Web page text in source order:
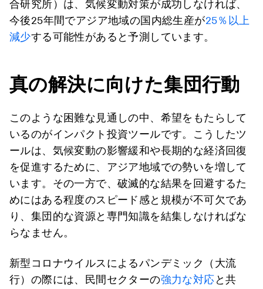
合研究所）は、気候変動対策が成功しなければ、
今後25年間でアジア地域の国内総生産が25％以上
減少する可能性があると予測しています。
真の解決に向けた集団行動
このような困難な見通しの中、希望をもたらして
いるのがインパクト投資ツールです。こうしたツ
ールは、気候変動の影響緩和や長期的な経済回復
を促進するために、アジア地域での勢いを増して
います。その一方で、破滅的な結果を回避するた
めにはある程度のスピード感と規模が不可欠であ
り、集団的な資源と専門知識を結集しなければな
らなません。
新型コロナウイルスによるパンデミック（大流
行）の際には、民間セクターの強力な対応と共